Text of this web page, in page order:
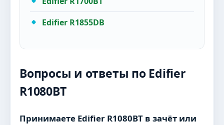
Edifier R1855DB
Вопросы и ответы по Edifier
R1080BT
Принимаете Edifier R1080BT в зачёт или